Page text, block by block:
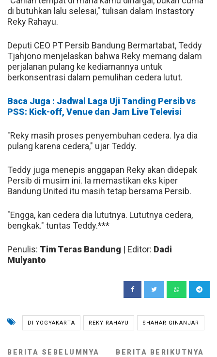
di butuhkan lalu selesai," tulisan dalam Instastory
Reky Rahayu.
Deputi CEO PT Persib Bandung Bermartabat, Teddy
Tjahjono menjelaskan bahwa Reky memang dalam
perjalanan pulang ke kediamannya untuk
berkonsentrasi dalam pemulihan cedera lutut.
Baca Juga : Jadwal Laga Uji Tanding Persib vs
PSS: Kick-off, Venue dan Jam Live Televisi
"Reky masih proses penyembuhan cedera. Iya dia
pulang karena cedera," ujar Teddy.
Teddy juga menepis anggapan Reky akan didepak
Persib di musim ini. Ia memastikan eks kiper
Bandung United itu masih tetap bersama Persib.
"Engga, kan cedera dia lututnya. Lututnya cedera,
bengkak." tuntas Teddy.***
Penulis: Tim Teras Bandung | Editor: Dadi
Mulyanto
DI YOGYAKARTA REKY RAHAYU SHAHAR GINANJAR
BERITA SEBELUMNYA BERITA BERIKUTNYA